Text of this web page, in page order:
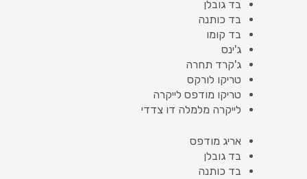
בד גובלן
בד כותנה
בד קומו
ג'ינס
ג'קרד תחרה
טריקו לורקס
טריקו מודפס לייקרה
לייקרה מלמלה דו צדדי
אריג מודפס
בד גובלן
בד כותנה